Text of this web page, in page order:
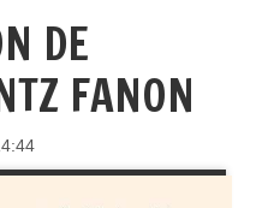
DE
FANON